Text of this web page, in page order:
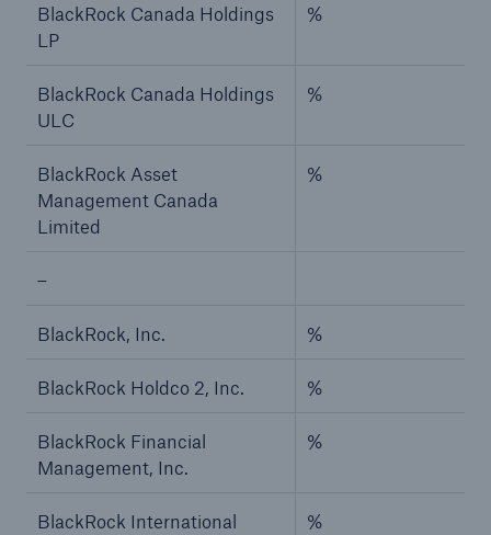
BlackRock Canada Holdings
LP
%
BlackRock Canada Holdings
ULC
%
BlackRock Asset
Management Canada
Limited
%
–
BlackRock, Inc. %
BlackRock Holdco 2, Inc. %
BlackRock Financial
Management, Inc.
%
BlackRock International
%